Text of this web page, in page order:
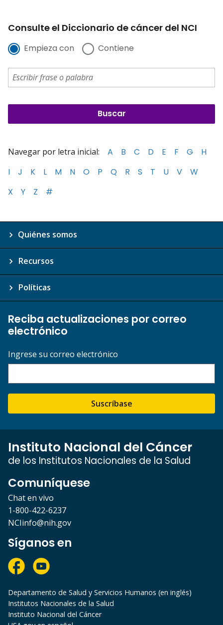
Consulte el Diccionario de cáncer del NCI
Empieza con Contiene
Navegar por letra inicial: A B C D E F G
H
I
J K L M N O P Q R S T U V
W
X
Y Z #
Quiénes somos
Recursos
Políticas
Reciba actualizaciones por correo
electrónico
Ingrese su correo electrónico
Suscríbase
Instituto Nacional del Cáncer
de los Institutos Nacionales de la Salud
Comuníquese
Chat en vivo
1-800-422-6237
NCIinfo@nih.gov
Síganos en
Departamento de Salud y Servicios Humanos (en inglés)
Institutos Nacionales de la Salud
Instituto Nacional del Cáncer